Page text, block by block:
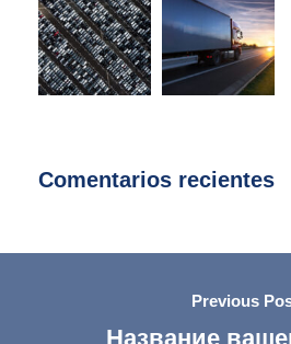
Comentarios recientes
Previous
Название